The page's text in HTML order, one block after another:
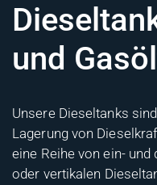
und
Unsere Dieseltanks
Lagerung von
eine Reihe von ein-
oder vertikalen